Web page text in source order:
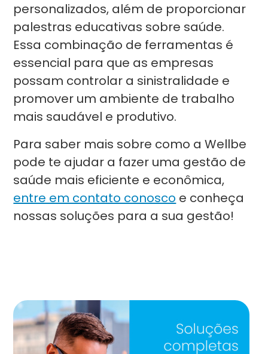
personalizados, além de proporcionar
palestras educativas sobre saúde.
Essa combinação de ferramentas é
essencial para que as empresas
possam controlar a sinistralidade e
promover um ambiente de trabalho
mais saudável e produtivo.
Para saber mais sobre como a Wellbe
pode te ajudar a fazer uma gestão de
saúde mais eficiente e econômica,
entre em contato conosco e conheça
nossas soluções para a sua gestão!